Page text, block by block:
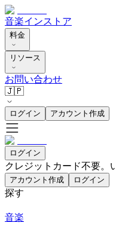
音楽インストア
料金
リソース
お問い合わせ
🇯🇵
ログイン アカウント作成
ログイン
クレジットカード不要。
アカウント作成 ログイン
探す
音楽